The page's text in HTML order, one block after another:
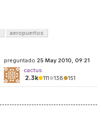
aeropuertos
preguntado 25 May 2010, 09:21
cactus
2.3k●111●138●151